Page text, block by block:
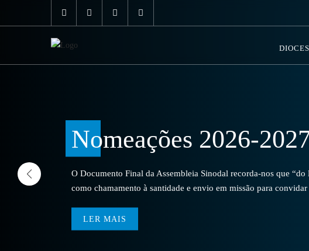
Nomeações 2026-
O Documento Final da Assembleia Sinodal recorda-nos que
como chamamento à santidade e envio em missão para
LER MAIS